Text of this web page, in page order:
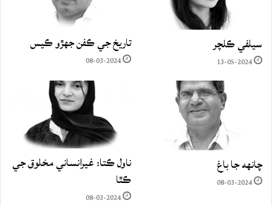
سيلفي ڪلچر
13-05-2024
تاريخ جي ڪفن جھڙو ڪيس
08-03-2024
چانهه جا باغ
08-03-2024
ناول ڪتا: غيرانساني مخلوق جي
ڪٿا
08-03-2024